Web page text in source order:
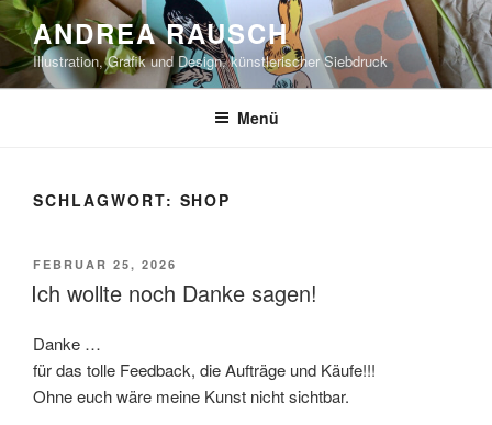
Zum
Inhalt
springen
ANDREA RAUSCH
Illustration, Grafik und Design, künstlerischer Siebdruck
Menü
SCHLAGWORT: SHOP
VERÖFFENTLICHT
AM
FEBRUAR 25, 2026
Ich wollte noch Danke sagen!
Danke …
für das tolle Feedback, die Aufträge und Käufe!!!
Ohne euch wäre meine Kunst nicht sichtbar.